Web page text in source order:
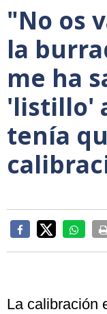
"No os
la
me ha
'listillo'
tenía
La calibración